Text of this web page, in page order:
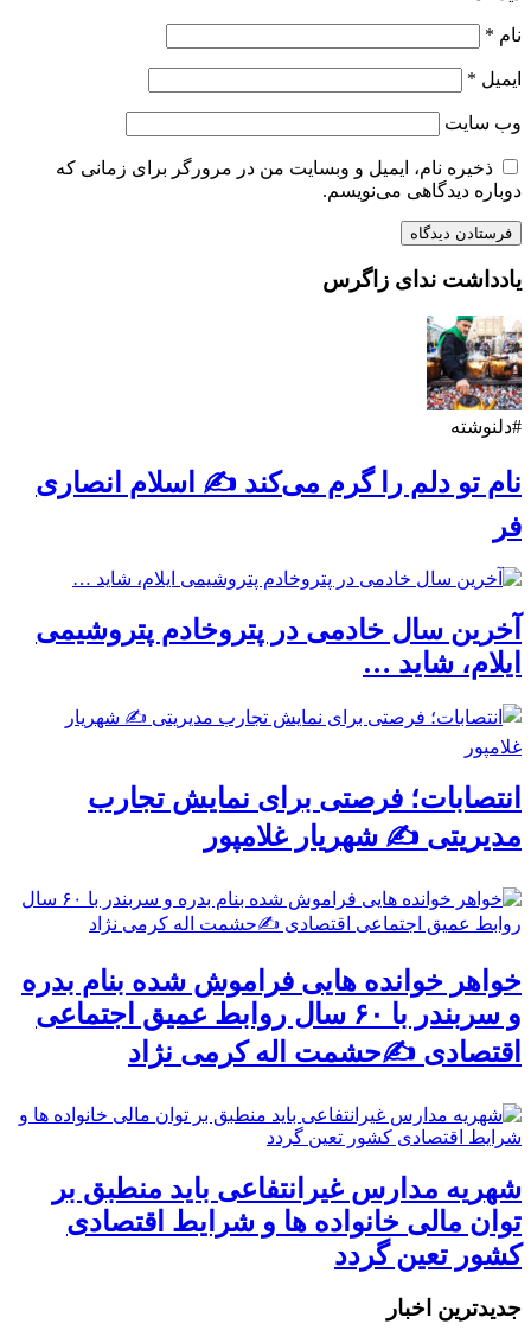
نام *
ایمیل *
وب‌ سایت
ذخیره نام، ایمیل و وبسایت من در مرورگر برای زمانی که
دوباره دیدگاهی می‌نویسم.
یادداشت ندای زاگرس
#دلنوشته
نام تو دلم را گرم می‌کند ✍️ اسلام انصاری
فر
آخرین سال خادمی در پتروخادم پتروشیمی
ایلام، شاید …
انتصابات؛ فرصتی برای نمایش تجارب
مدیریتی ✍ شهریار غلامپور
خواهر خوانده هایی فراموش شده بنام بدره
و سربندر با ۶۰ سال روابط عمیق اجتماعی
اقتصادی ✍حشمت اله کرمی نژاد
شهریه مدارس غیرانتفاعی باید منطبق بر
توان مالی خانواده ها و شرایط اقتصادی
کشور تعین گردد
جديدترين اخبار